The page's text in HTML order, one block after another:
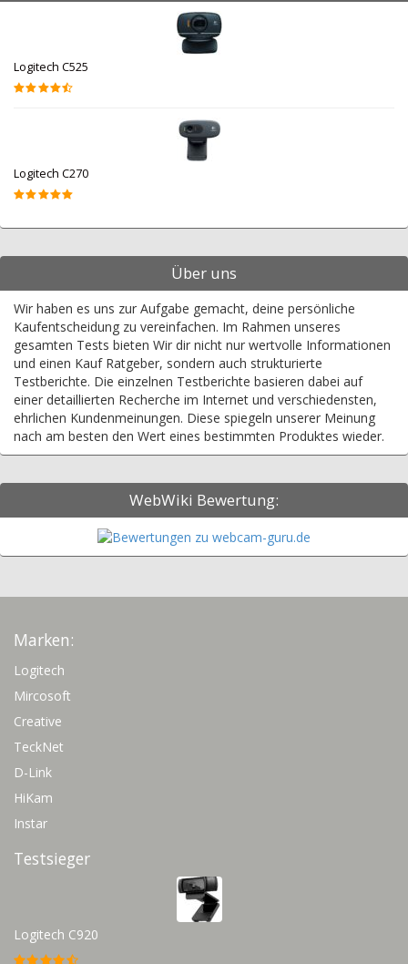
Logitech C525
Logitech C270
Über uns
Wir haben es uns zur Aufgabe gemacht, deine persönliche
Kaufentscheidung zu vereinfachen. Im Rahmen unseres
gesamten Tests bieten Wir dir nicht nur wertvolle Informationen
und einen Kauf Ratgeber, sondern auch strukturierte
Testberichte. Die einzelnen Testberichte basieren dabei auf
einer detaillierten Recherche im Internet und verschiedensten,
ehrlichen Kundenmeinungen. Diese spiegeln unserer Meinung
nach am besten den Wert eines bestimmten Produktes wieder.
WebWiki Bewertung:
Marken:
Logitech
Mircosoft
Creative
TeckNet
D-Link
HiKam
Instar
Testsieger
Logitech C920